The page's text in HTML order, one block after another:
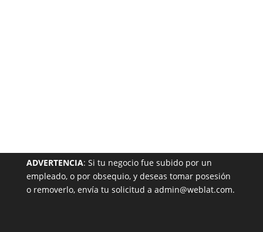
ADVERTENCIA: Si tu negocio fue subido por un
empleado, o por obsequio, y deseas tomar posesión
o removerlo, envía tu solicitud a admin@weblat.com.